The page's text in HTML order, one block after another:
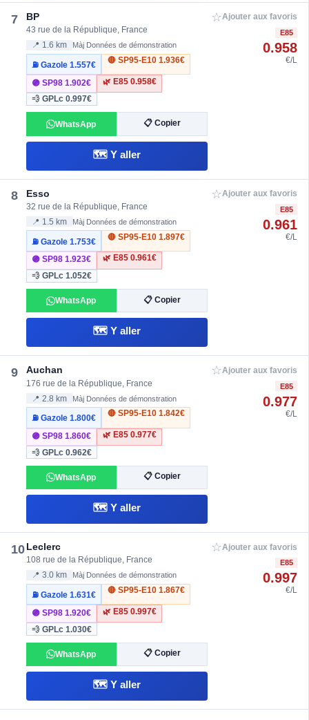
7 BP
43 rue de la République, France
📍 1.6 km Màj Données de démonstration
⛽ Gazole1.557€
🔴 SP95-E10 1.936€
🟣 SP981.902€ 🌿 E85 0.958€
💨 GPLc0.997€
WhatsApp 📋 Copier
🗺️ Y aller
☆Ajouter aux favoris
E85
0.958
€/L
8 Esso
32 rue de la République, France
📍 1.5 km Màj Données de démonstration
⛽ Gazole1.753€
🔴 SP95-E10 1.897€
🟣 SP981.923€ 🌿 E85 0.961€
💨 GPLc1.052€
WhatsApp 📋 Copier
🗺️ Y aller
☆Ajouter aux favoris
E85
0.961
€/L
9 Auchan
176 rue de la République, France
📍 2.8 km Màj Données de démonstration
⛽ Gazole1.800€
🔴 SP95-E10 1.842€
🟣 SP981.860€ 🌿 E85 0.977€
💨 GPLc0.962€
WhatsApp 📋 Copier
🗺️ Y aller
☆Ajouter aux favoris
E85
0.977
€/L
10Leclerc
108 rue de la République, France
📍 3.0 km Màj Données de démonstration
⛽ Gazole1.631€
🔴 SP95-E10 1.867€
🟣 SP981.920€ 🌿 E85 0.997€
💨 GPLc1.030€
WhatsApp 📋 Copier
🗺️ Y aller
☆Ajouter aux favoris
E85
0.997
€/L